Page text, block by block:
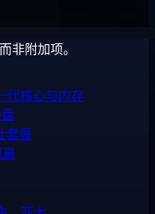
非附加项。
代核心与内存
套餐